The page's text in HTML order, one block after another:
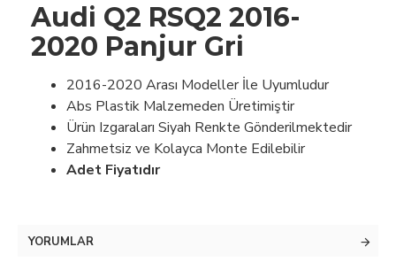
Audi Q2 RSQ2 2016-
2020 Panjur Gri
2016-2020 Arası Modeller İle Uyumludur
Abs Plastik Malzemeden Üretimiştir
Ürün Izgaraları Siyah Renkte Gönderilmektedir
Zahmetsiz ve Kolayca Monte Edilebilir
Adet Fiyatıdır
YORUMLAR